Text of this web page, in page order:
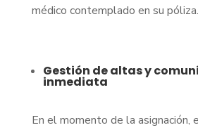
médico contemplado en su póliza.
Gestión de altas y
inmediata
En el momento de la asignación,